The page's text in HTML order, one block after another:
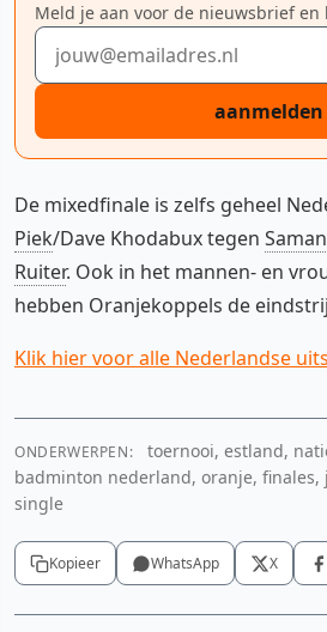
Meld je aan voor de nieuwsbrief
E-mailadres
aanmelden
De mixedfinale is zelfs geheel
Piek/Dave Khodabux tegen
Ruiter. Ook in het mannen- en
hebben Oranjekoppels de
Klik hier voor alle Nederlandse
ONDERWERPEN:
toernooi, estland,
badminton nederland, oranje,
single
Kopieer WhatsApp X